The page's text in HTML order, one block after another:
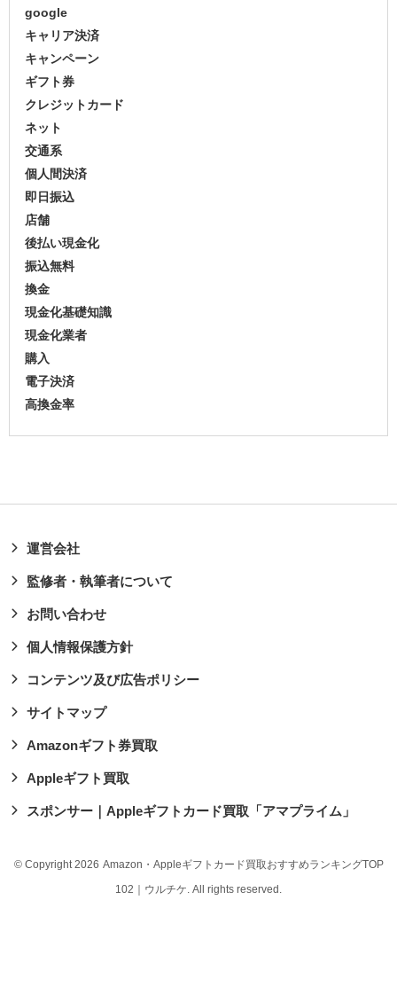
google
キャリア決済
キャンペーン
ギフト券
クレジットカード
ネット
交通系
個人間決済
即日振込
店舗
後払い現金化
振込無料
換金
現金化基礎知識
現金化業者
購入
電子決済
高換金率
運営会社
監修者・執筆者について
お問い合わせ
個人情報保護方針
コンテンツ及び広告ポリシー
サイトマップ
Amazonギフト券買取
Appleギフト買取
スポンサー｜Appleギフトカード買取「アマプライム」
© Copyright 2026 Amazon・Appleギフトカード買取おすすめランキングTOP
102｜ウルチケ . All rights reserved.